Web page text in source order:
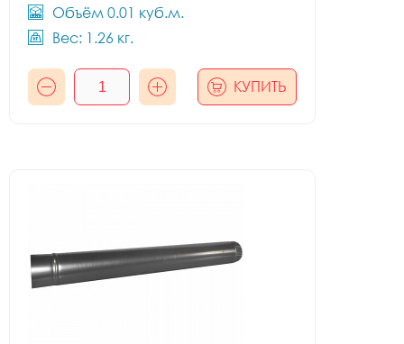
Объём 0.01 куб.м.
Вес: 1.26 кг.
КУПИТЬ